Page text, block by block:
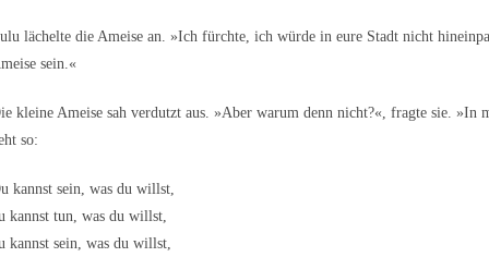
lächelte die Ameise an. »Ich fürchte, ich würde in eure Stadt nicht
sein.«
kleine Ameise sah verdutzt aus. »Aber warum denn nicht?«, fragte sie.
so:
kannst sein, was du willst,
kannst tun, was du willst,
kannst sein, was du willst,